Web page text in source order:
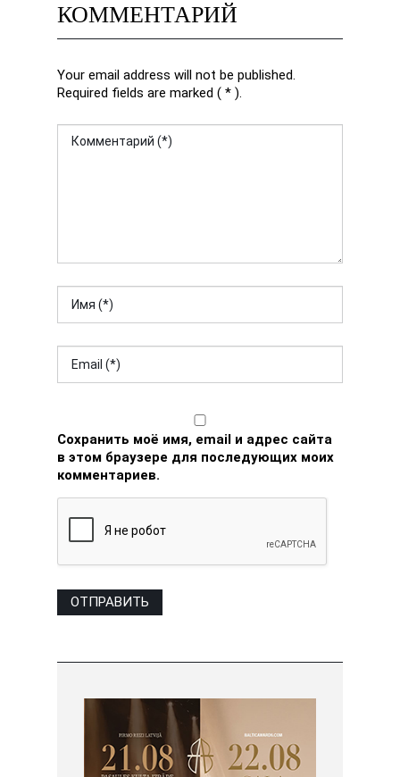
КОММЕНТАРИЙ
Your email address will not be published.
Required fields are marked ( * ).
Сохранить моё имя, email и адрес сайта
в этом браузере для последующих моих
комментариев.